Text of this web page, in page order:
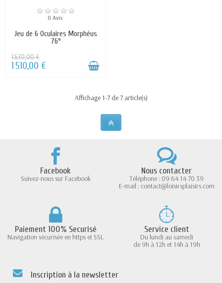
0 Avis
Jeu de 6 Oculaires Morphéus
76°
1 630,00 €
1 510,00 €
Affichage 1-7 de 7 article(s)
Facebook
Suivez-nous sur Facebook
Nous contacter
Téléphone : 09 64 14 70 39
E-mail : contact@loisirsplaisirs.com
Paiement 100% Securisé
Navigation sécurisée en https et SSL
Service client
Du lundi au samedi
de 9h à 12h et 14h à 19h
Inscription à la newsletter